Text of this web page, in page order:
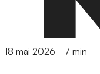
18 mai 2026 - 7 min